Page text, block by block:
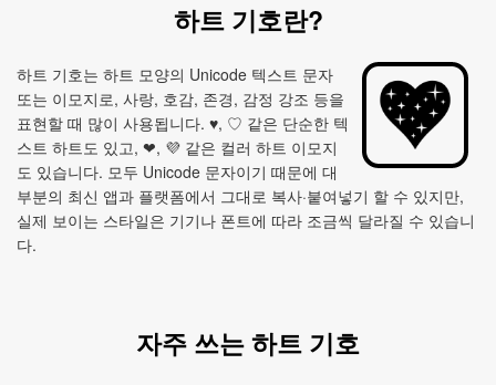
하트 기호란?
하트 기호는 하트 모양의 Unicode 텍스트 문자
또는 이모지로, 사랑, 호감, 존경, 감정 강조 등을
표현할 때 많이 사용됩니다. ♥, ♡ 같은 단순한 텍
스트 하트도 있고, ❤, 💜 같은 컬러 하트 이모지
도 있습니다. 모두 Unicode 문자이기 때문에 대
부분의 최신 앱과 플랫폼에서 그대로 복사·붙여넣기 할 수 있지만,
실제 보이는 스타일은 기기나 폰트에 따라 조금씩 달라질 수 있습니
다.
자주 쓰는 하트 기호